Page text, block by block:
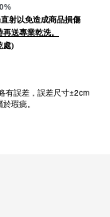
射以免造成商品損傷
送專業乾洗。
處)
有誤差，誤差尺寸±2cm
瑕疵。